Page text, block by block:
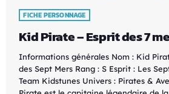
FICHE PERSONNAGE
Kid Pirate – Esprit des 7
Informations générales Nom : Kid
des Sept Mers Rang : S Esprit : Les
Team Kidstunes Univers : Pirates &